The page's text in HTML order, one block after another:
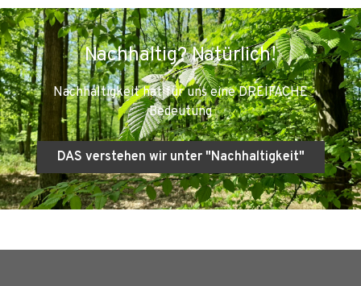
Nachhaltig? Natürlich!
Nachhaltigkeit hat für uns eine DREIFACHE
Bedeutung
DAS verstehen wir unter "Nachhaltigkeit"